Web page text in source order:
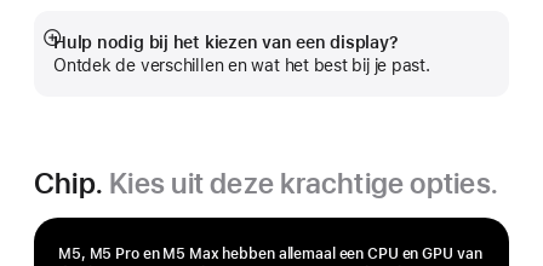
Hulp nodig bij het kiezen van een display?
Ontdek de verschillen en wat het best bij je past.
Meer
Chip. Kies uit deze krachtige opties.
M5, M5 Pro en M5 Max hebben allemaal een CPU en GPU van